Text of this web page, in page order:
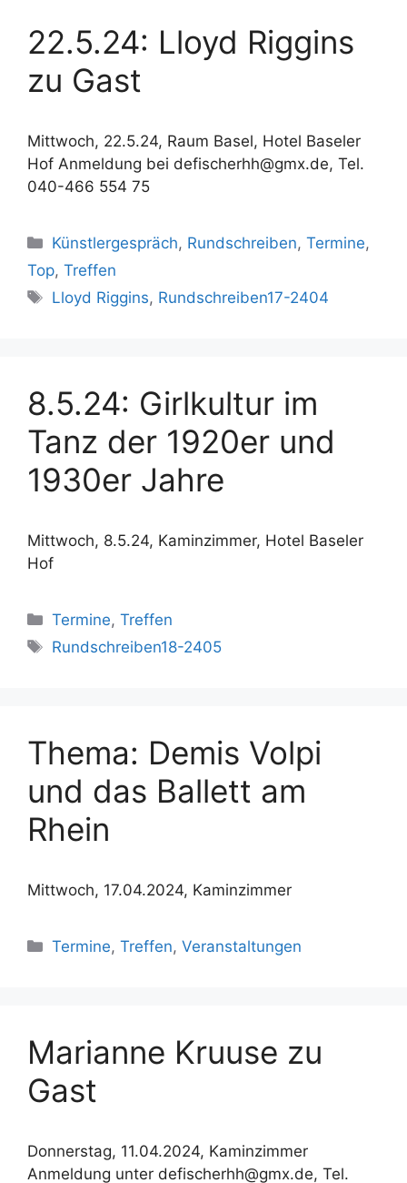
22.5.24: Lloyd Riggins
zu Gast
Mittwoch, 22.5.24, Raum Basel, Hotel Baseler
Hof Anmeldung bei defischerhh@gmx.de, Tel.
040-466 554 75
Kategorien
Künstlergespräch, Rundschreiben,Termine,
Top, Treffen
Schlagwörter
Lloyd Riggins, Rundschreiben17-2404
8.5.24: Girlkultur im
Tanz der 1920er und
1930er Jahre
Mittwoch, 8.5.24, Kaminzimmer, Hotel Baseler
Hof
Kategorien
Termine,Treffen
Schlagwörter
Rundschreiben18-2405
Thema: Demis Volpi
und das Ballett am
Rhein
Mittwoch, 17.04.2024, Kaminzimmer
Kategorien
Termine,Treffen,Veranstaltungen
Marianne Kruuse zu
Gast
Donnerstag, 11.04.2024, Kaminzimmer
Anmeldung unter defischerhh@gmx.de, Tel.